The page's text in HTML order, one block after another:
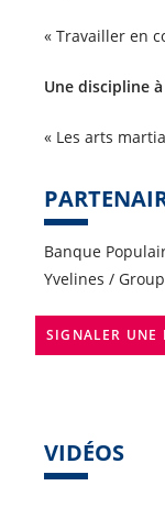
« Travailler en
Une discipline
« Les arts
Banque
Yvelines /
SIGNALER UNE
VIDÉOS